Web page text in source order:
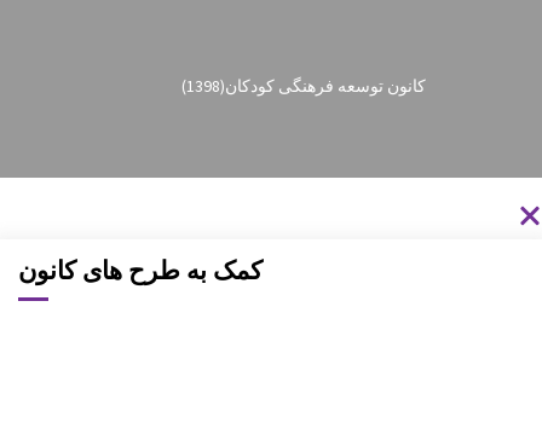
کانون توسعه فرهنگی کودکان(1398)
کمک به طرح های کانون